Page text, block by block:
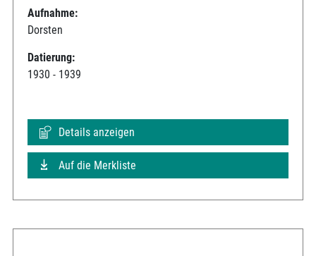
Aufnahme:
Dorsten
Datierung:
1930 - 1939
Details anzeigen
Auf die Merkliste